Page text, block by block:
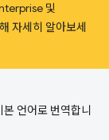
및
자세히 알아보세
언어로 번역합니